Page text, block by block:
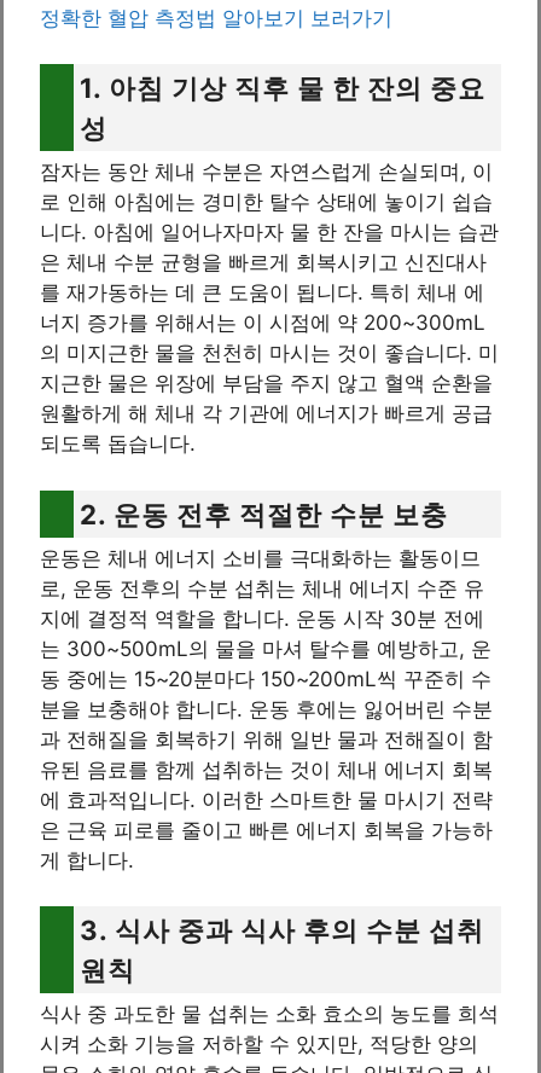
정확한 혈압 측정법 알아보기 보러가기
1. 아침 기상 직후 물 한 잔의 중요
성
잠자는 동안 체내 수분은 자연스럽게 손실되며, 이
로 인해 아침에는 경미한 탈수 상태에 놓이기 쉽습
니다. 아침에 일어나자마자 물 한 잔을 마시는 습관
은 체내 수분 균형을 빠르게 회복시키고 신진대사
를 재가동하는 데 큰 도움이 됩니다. 특히 체내 에
너지 증가를 위해서는 이 시점에 약 200~300mL
의 미지근한 물을 천천히 마시는 것이 좋습니다. 미
지근한 물은 위장에 부담을 주지 않고 혈액 순환을
원활하게 해 체내 각 기관에 에너지가 빠르게 공급
되도록 돕습니다.
2. 운동 전후 적절한 수분 보충
운동은 체내 에너지 소비를 극대화하는 활동이므
로, 운동 전후의 수분 섭취는 체내 에너지 수준 유
지에 결정적 역할을 합니다. 운동 시작 30분 전에
는 300~500mL의 물을 마셔 탈수를 예방하고, 운
동 중에는 15~20분마다 150~200mL씩 꾸준히 수
분을 보충해야 합니다. 운동 후에는 잃어버린 수분
과 전해질을 회복하기 위해 일반 물과 전해질이 함
유된 음료를 함께 섭취하는 것이 체내 에너지 회복
에 효과적입니다. 이러한 스마트한 물 마시기 전략
은 근육 피로를 줄이고 빠른 에너지 회복을 가능하
게 합니다.
3. 식사 중과 식사 후의 수분 섭취
원칙
식사 중 과도한 물 섭취는 소화 효소의 농도를 희석
시켜 소화 기능을 저하할 수 있지만, 적당한 양의